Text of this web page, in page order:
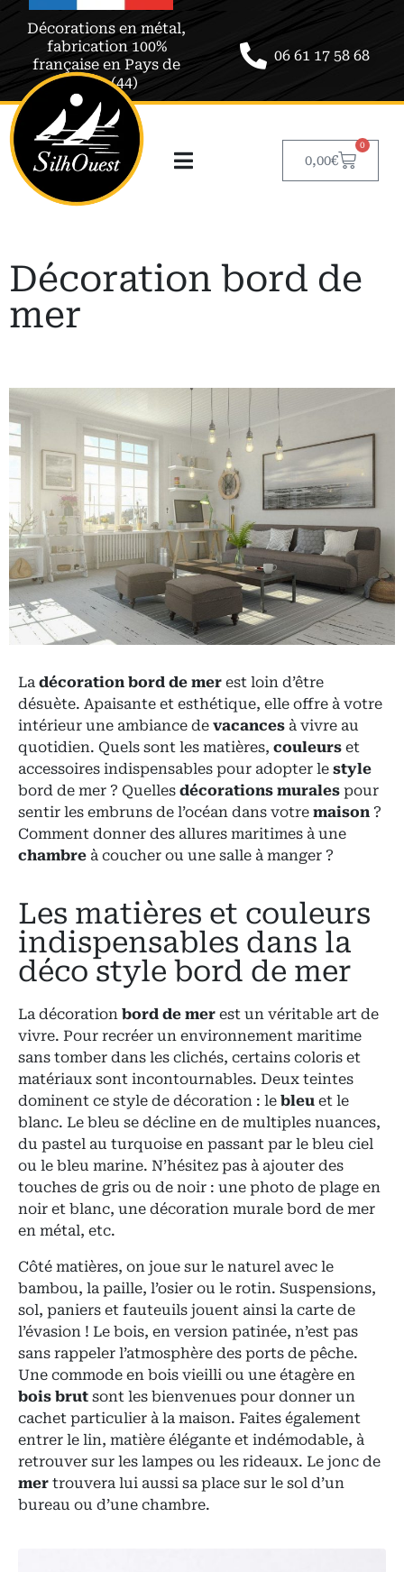
Décorations en métal,
fabrication 100%
française en Pays de
Retz (44)
06 61 17 58 68
0,00€
0
Décoration bord de
mer
La décoration bord de mer est loin d’être
désuète. Apaisante et esthétique, elle offre à votre
intérieur une ambiance de vacances à vivre au
quotidien. Quels sont les matières, couleurs et
accessoires indispensables pour adopter le style
bord de mer ? Quelles décorations murales pour
sentir les embruns de l’océan dans votre maison ?
Comment donner des allures maritimes à une
chambre à coucher ou une salle à manger ?
Les matières et couleurs
indispensables dans la
déco style bord de mer
La décoration bord de mer est un véritable art de
vivre. Pour recréer un environnement maritime
sans tomber dans les clichés, certains coloris et
matériaux sont incontournables. Deux teintes
dominent ce style de décoration : le bleu et le
blanc. Le bleu se décline en de multiples nuances,
du pastel au turquoise en passant par le bleu ciel
ou le bleu marine. N’hésitez pas à ajouter des
touches de gris ou de noir : une photo de plage en
noir et blanc, une décoration murale bord de mer
en métal, etc.
Côté matières, on joue sur le naturel avec le
bambou, la paille, l’osier ou le rotin. Suspensions,
sol, paniers et fauteuils jouent ainsi la carte de
l’évasion ! Le bois, en version patinée, n’est pas
sans rappeler l’atmosphère des ports de pêche.
Une commode en bois vieilli ou une étagère en
bois brut sont les bienvenues pour donner un
cachet particulier à la maison. Faites également
entrer le lin, matière élégante et indémodable, à
retrouver sur les lampes ou les rideaux. Le jonc de
mer trouvera lui aussi sa place sur le sol d’un
bureau ou d’une chambre.